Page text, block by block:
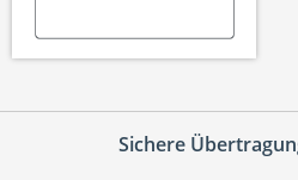
Sichere